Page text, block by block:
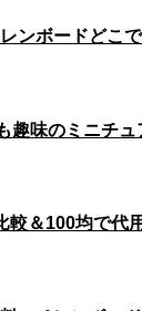
ンボードどこ
趣味のミニチ
較＆100均で代